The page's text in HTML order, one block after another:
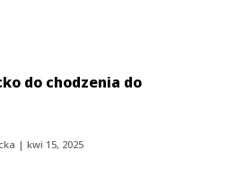
do chodzenia do
|kwi 15, 2025